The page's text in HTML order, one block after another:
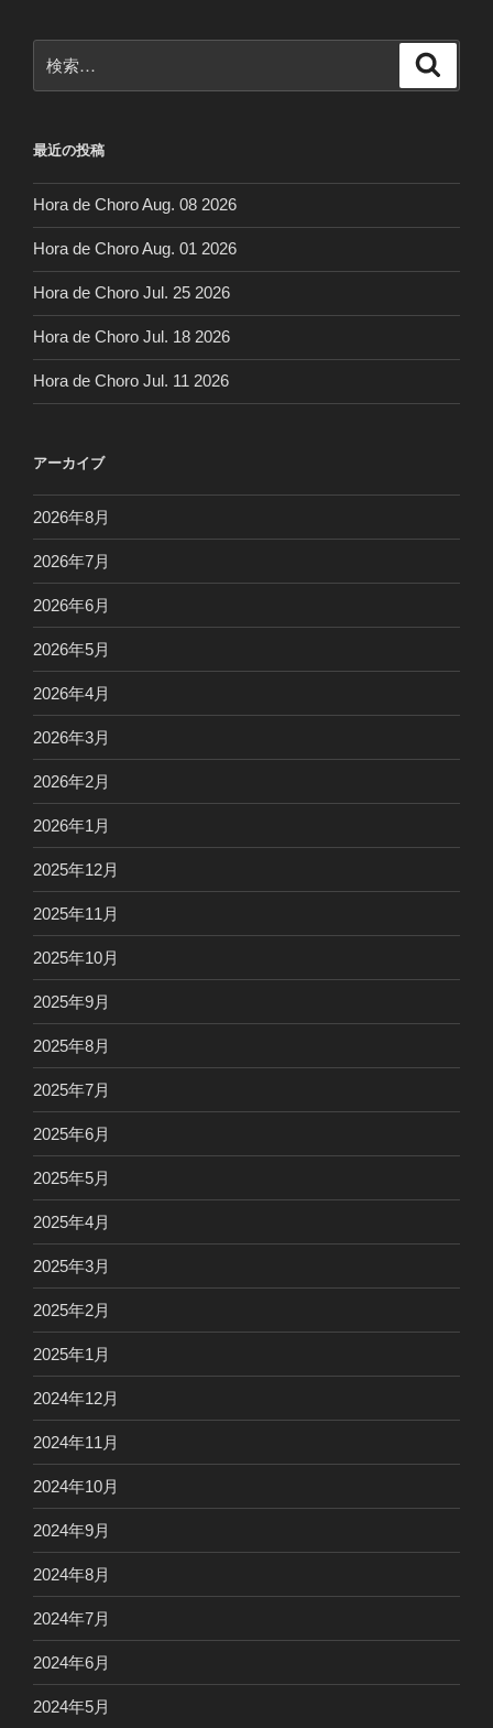
ン
索:
最近の投稿
Hora de Choro Aug. 08 2026
Hora de Choro Aug. 01 2026
Hora de Choro Jul. 25 2026
Hora de Choro Jul. 18 2026
Hora de Choro Jul. 11 2026
アーカイブ
2026年8月
2026年7月
2026年6月
2026年5月
2026年4月
2026年3月
2026年2月
2026年1月
2025年12月
2025年11月
2025年10月
2025年9月
2025年8月
2025年7月
2025年6月
2025年5月
2025年4月
2025年3月
2025年2月
2025年1月
2024年12月
2024年11月
2024年10月
2024年9月
2024年8月
2024年7月
2024年6月
2024年5月